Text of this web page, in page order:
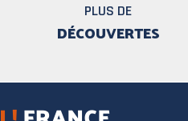
PLUS DE
DÉCOUVERTES